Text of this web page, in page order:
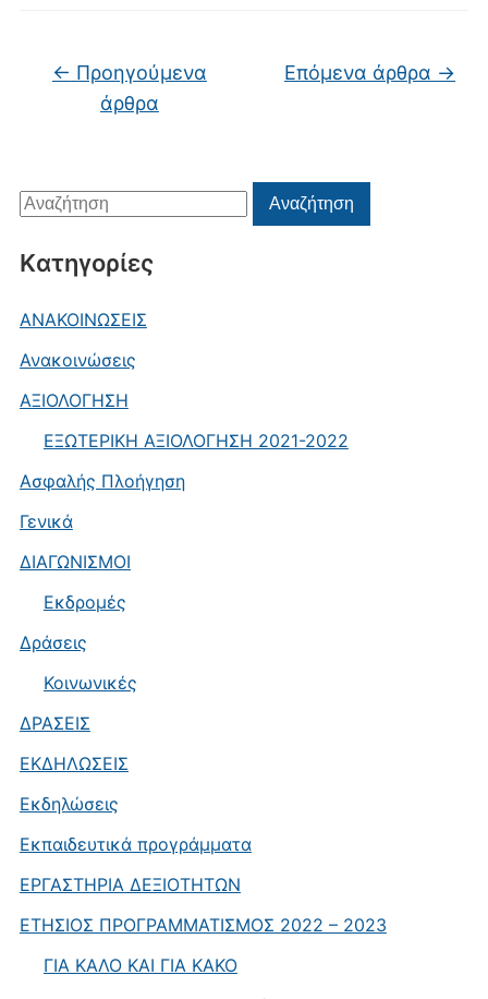
Αναζήτηση
για:
Αναζήτηση
Kατηγορίες
ΑΝΑΚΟΙΝΩΣΕΙΣ
Ανακοινώσεις
ΑΞΙΟΛΟΓΗΣΗ
ΕΞΩΤΕΡΙΚΗ ΑΞΙΟΛΟΓΗΣΗ 2021-2022
Ασφαλής Πλοήγηση
Γενικά
ΔΙΑΓΩΝΙΣΜΟΙ
Εκδρομές
Δράσεις
Κοινωνικές
ΔΡΑΣΕΙΣ
ΕΚΔΗΛΩΣΕΙΣ
Εκδηλώσεις
Εκπαιδευτικά προγράμματα
ΕΡΓΑΣΤΗΡΙΑ ΔΕΞΙΟΤΗΤΩΝ
ΕΤΗΣΙΟΣ ΠΡΟΓΡΑΜΜΑΤΙΣΜΟΣ 2022 – 2023
ΓΙΑ ΚΑΛΟ ΚΑΙ ΓΙΑ ΚΑΚΟ
Πλοήγηση άρθρων
← Προηγούμενα
άρθρα
Επόμενα άρθρα →